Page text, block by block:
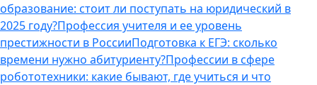
образование: стоит ли поступать на юридический в
2025 году?Профессия учителя и ее уровень
престижности в РоссииПодготовка к ЕГЭ: сколько
времени нужно абитуриенту?Профессии в сфере
робототехники: какие бывают, где учиться и что